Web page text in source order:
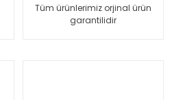
Tüm ürünlerimiz orjinal ürün
garantilidir